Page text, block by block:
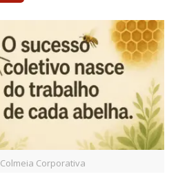
Colmeia Corporativa